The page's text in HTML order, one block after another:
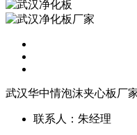
武汉华中情泡沫夹心板厂
联系人：朱经理